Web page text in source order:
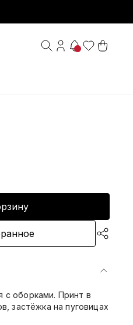
с оборками. Принт в
застёжка на пуговицах